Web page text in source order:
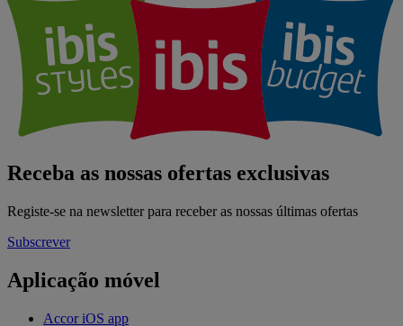
Receba as nossas ofertas exclusivas
Registe-se na newsletter para receber as nossas últimas ofertas
Subscrever
Aplicação móvel
Accor iOS app